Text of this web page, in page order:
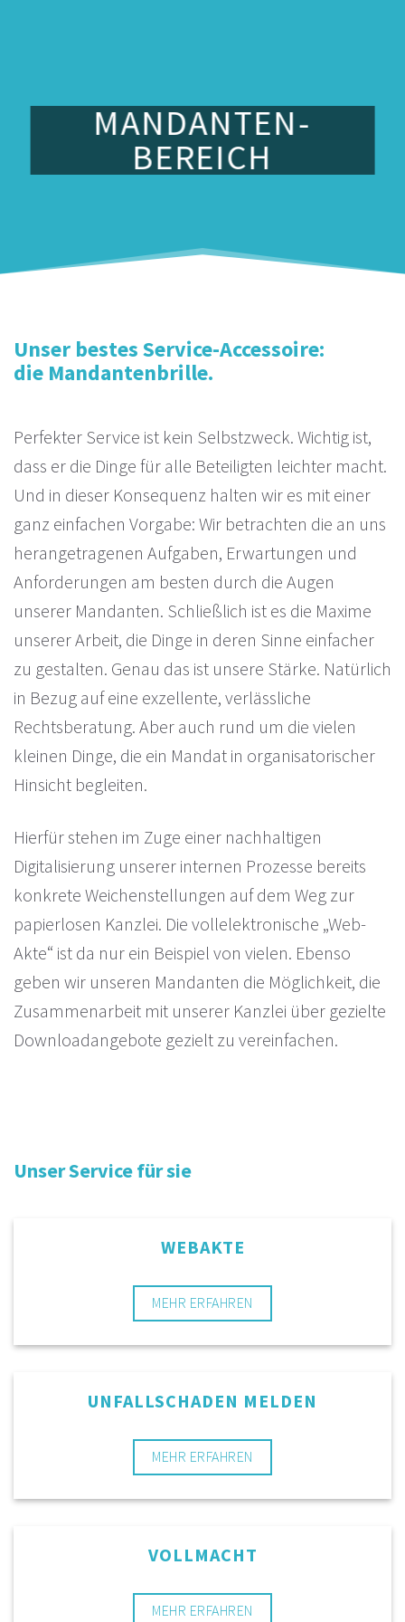
MANDANTEN-
BEREICH
Unser bestes Service-Accessoire:
die Mandantenbrille.
Perfekter Service ist kein Selbstzweck. Wichtig ist,
dass er die Dinge für alle Beteiligten leichter macht.
Und in dieser Konsequenz halten wir es mit einer
ganz einfachen Vorgabe: Wir betrachten die an uns
herangetragenen Aufgaben, Erwartungen und
Anforderungen am besten durch die Augen
unserer Mandanten. Schließlich ist es die Maxime
unserer Arbeit, die Dinge in deren Sinne einfacher
zu gestalten. Genau das ist unsere Stärke. Natürlich
in Bezug auf eine exzellente, verlässliche
Rechtsberatung. Aber auch rund um die vielen
kleinen Dinge, die ein Mandat in organisatorischer
Hinsicht begleiten.
Hierfür stehen im Zuge einer nachhaltigen
Digitalisierung unserer internen Prozesse bereits
konkrete Weichenstellungen auf dem Weg zur
papierlosen Kanzlei. Die vollelektronische „Web-
Akte“ ist da nur ein Beispiel von vielen. Ebenso
geben wir unseren Mandanten die Möglichkeit, die
Zusammenarbeit mit unserer Kanzlei über gezielte
Downloadangebote gezielt zu vereinfachen.
Unser Service für sie
WEBAKTE
MEHR ERFAHREN
UNFALLSCHADEN MELDEN
MEHR ERFAHREN
VOLLMACHT
MEHR ERFAHREN